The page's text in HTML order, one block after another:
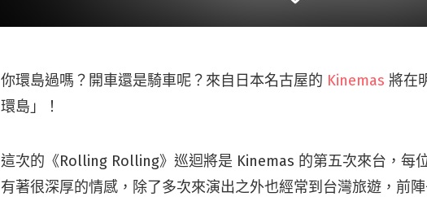
你環島過嗎？開車還是騎車呢？來自日本名古屋的 Kinemas 將在
環島」！
這次的《Rolling Rolling》巡迴將是 Kinemas 的第五次來台，每
有著很深厚的情感，除了多次來演出之外也經常到台灣旅遊，前陣